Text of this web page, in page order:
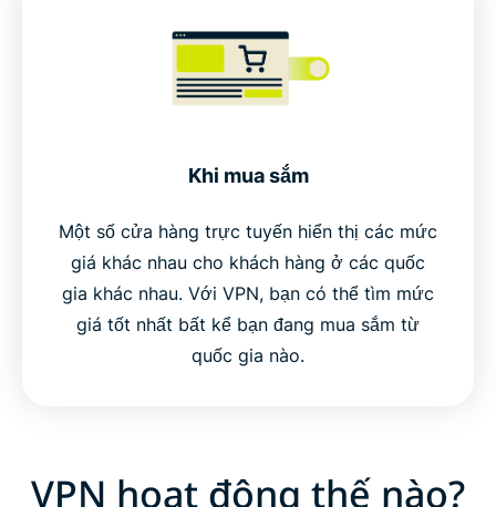
Khi mua sắm
Một số cửa hàng trực tuyến hiển thị các mức
giá khác nhau cho khách hàng ở các quốc
gia khác nhau. Với VPN, bạn có thể tìm mức
giá tốt nhất bất kể bạn đang mua sắm từ
quốc gia nào.
VPN hoạt động thế nào?